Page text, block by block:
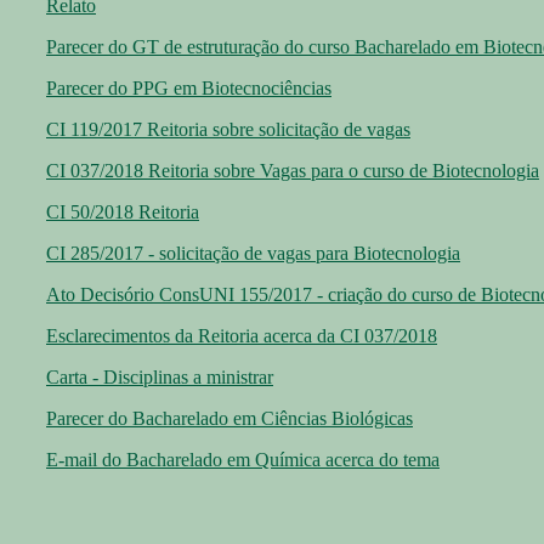
Relato
Parecer do GT de estruturação do curso Bacharelado em
Parecer do PPG em Biotecnociências
CI 119/2017 Reitoria sobre solicitação de vagas
CI 037/2018 Reitoria sobre Vagas para o curso de Biotecnologia
CI 50/2018 Reitoria
CI 285/2017 - solicitação de vagas para Biotecnologia
Ato Decisório ConsUNI 155/2017 - criação do curso de
Esclarecimentos da Reitoria acerca da CI 037/2018
Carta - Disciplinas a ministrar
Parecer do Bacharelado em Ciências Biológicas
E-mail do Bacharelado em Química acerca do tema